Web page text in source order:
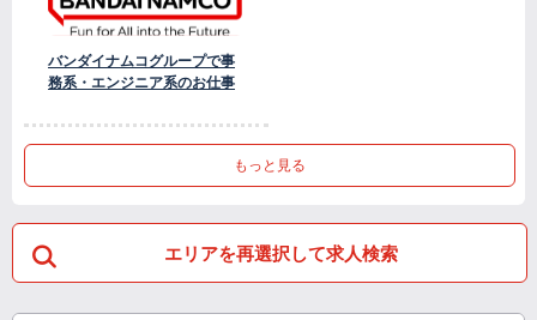
バンダイナムコグループで事
務系・エンジニア系のお仕事
もっと見る
エリアを再選択して求人検索